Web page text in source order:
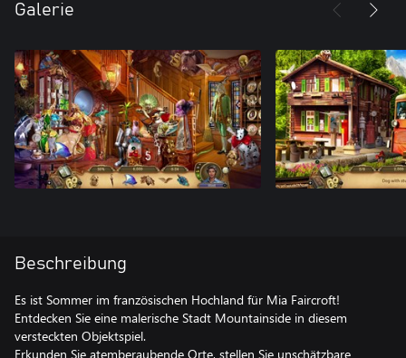
Galerie
Beschreibung
Es ist Sommer im französischen Hochland für Mia Faircroft!
Entdecken Sie eine malerische Stadt Mountainside in diesem
versteckten Objektspiel.
Erkunden Sie atemberaubende Orte, stellen Sie unschätzbare